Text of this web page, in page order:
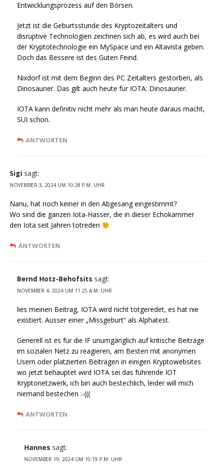
Entwicklungsprozess auf den Börsen.
Jetzt ist die Geburtsstunde des Kryptozeitalters und
disruptive Technologien zeichnen sich ab, es wird auch bei
der Kryptotechnologie ein MySpace und ein Altavista geben.
Doch das Bessere ist des Guten Feind.
Nixdorf ist mit dem Beginn des PC Zeitalters gestorben, als
Dinosaurier. Das gilt auch heute für IOTA: Dinosaurier.
IOTA kann definitiv nicht mehr als man heute daraus macht,
SUI schon.
ANTWORTEN
Sigi sagt:
NOVEMBER 3, 2024 UM 10:28 P.M. UHR
Nanu, hat noch keiner in den Abgesang eingestimmt?
Wo sind die ganzen Iota-Hasser, die in dieser Echokammer
den Iota seit Jahren totreden
ANTWORTEN
Bernd Hotz-Behofsits sagt:
NOVEMBER 4, 2024 UM 11:25 A.M. UHR
lies meinen Beitrag, IOTA wird nicht totgeredet, es hat nie
existiert. Ausser einer „Missgeburt“ als Alphatest.
Generell ist es für die IF unumgänglich auf kritische Beiträge
im sozialen Netz zu reagieren, am Besten mit anonymen
Usern oder platzierten Beiträgen in einigen Kryptowebsites
wo jetzt behauptet wird IOTA sei das führende IOT
Kryptonetzwerk, ich bin auch bestechlich, leider will mich
niemand bestechen :-(((
ANTWORTEN
Hannes sagt:
NOVEMBER 19, 2024 UM 10:19 P.M. UHR